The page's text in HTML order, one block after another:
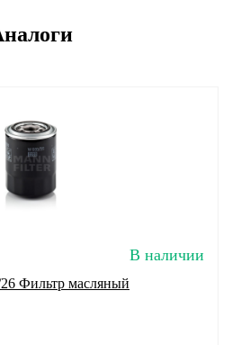
В наличии
Фильтр масляный